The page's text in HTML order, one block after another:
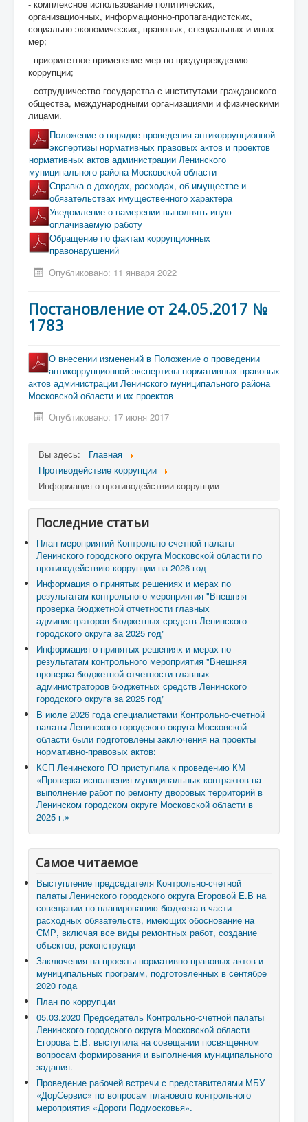
- комплексное использование политических,
организационных, информационно-пропагандистских,
социально-экономических, правовых, специальных и иных
мер;
- приоритетное применение мер по предупреждению
коррупции;
- сотрудничество государства с институтами гражданского
общества, международными организациями и физическими
лицами.
Положение о порядке проведения антикоррупционной
экспертизы нормативных правовых актов и проектов
нормативных актов администрации Ленинского
муниципального района Московской области
Справка о доходах, расходах, об имуществе и
обязательствах имущественного характера
Уведомление о намерении выполнять иную
оплачиваемую работу
Обращение по фактам коррупционных
правонарушений
Опубликовано: 11 января 2022
Постановление от 24.05.2017 №
1783
О внесении изменений в Положение о проведении
антикоррупционной экспертизы нормативных правовых
актов администрации Ленинского муниципального района
Московской области и их проектов
Опубликовано: 17 июня 2017
Вы здесь:
Главная
Противодействие коррупции
Информация о противодействии коррупции
Последние статьи
План мероприятий Контрольно-счетной палаты
Ленинского городского округа Московской области по
противодействию коррупции на 2026 год
Информация о принятых решениях и мерах по
результатам контрольного мероприятия "Внешняя
проверка бюджетной отчетности главных
администраторов бюджетных средств Ленинского
городского округа за 2025 год"
Информация о принятых решениях и мерах по
результатам контрольного мероприятия "Внешняя
проверка бюджетной отчетности главных
администраторов бюджетных средств Ленинского
городского округа за 2025 год"
В июле 2026 года специалистами Контрольно-счетной
палаты Ленинского городского округа Московской
области были подготовлены заключения на проекты
нормативно-правовых актов:
КСП Ленинского ГО приступила к проведению КМ
«Проверка исполнения муниципальных контрактов на
выполнение работ по ремонту дворовых территорий в
Ленинском городском округе Московской области в
2025 г.»
Самое читаемое
Выступление председателя Контрольно-счетной
палаты Ленинского городского округа Егоровой Е.В на
совещании по планированию бюджета в части
расходных обязательств, имеющих обоснование на
СМР, включая все виды ремонтных работ, создание
объектов, реконструкци
Заключения на проекты нормативно-правовых актов и
муниципальных программ, подготовленных в сентябре
2020 года
План по коррупции
05.03.2020 Председатель Контрольно-счетной палаты
Ленинского городского округа Московской области
Егорова Е.В. выступила на совещании посвященном
вопросам формирования и выполнения муниципального
задания.
Проведение рабочей встречи с представителями МБУ
«ДорСервис» по вопросам планового контрольного
мероприятия «Дороги Подмосковья».